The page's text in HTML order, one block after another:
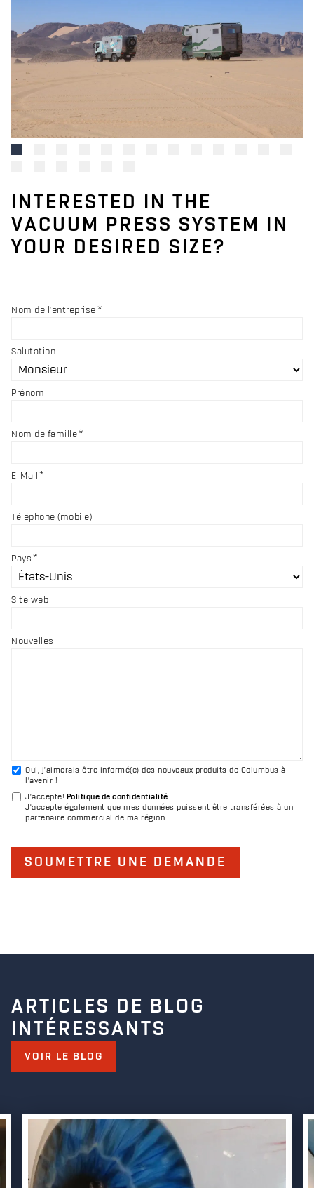
INTERESTED IN THE
VACUUM PRESS SYSTEM IN
YOUR DESIRED SIZE?
Nom de l'entreprise
Salutation
Prénom
Nom de famille
E-Mail
Téléphone (mobile)
Pays
Site web
Nouvelles
Oui, j'aimerais être informé(e) des nouveaux produits de Columbus à
l'avenir !
J'accepte! Politique de confidentialité
J'accepte également que mes données puissent être transférées à un
partenaire commercial de ma région.
SOUMETTRE UNE DEMANDE
ARTICLES DE BLOG
INTÉRESSANTS
VOIR LE BLOG